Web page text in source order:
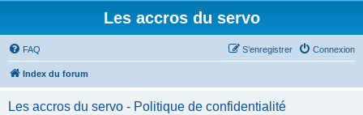
Les accros du servo
FAQ Connexion
S’enregistrer
Index du forum
Les accros du servo - Politique de confidentialité